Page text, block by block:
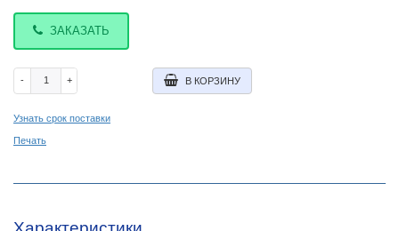
ЗАКАЗАТЬ
- + В КОРЗИНУ
Узнать срок поставки
Печать